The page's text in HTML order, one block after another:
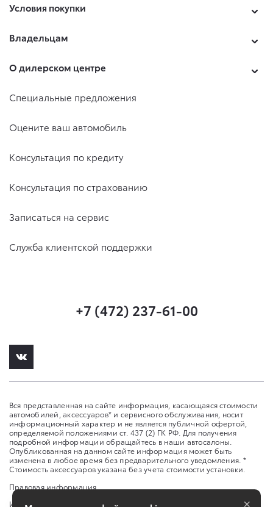
Условия покупки
Владельцам
О дилерском центре
Специальные предложения
Оцените ваш автомобиль
Консультация по кредиту
Консультация по страхованию
Записаться на сервис
Служба клиентской поддержки
+7 (472) 237-61-00
Вся представленная на сайте информация, касающаяся стоимости
автомобилей, аксессуаров* и сервисного обслуживания, носит
информационный характер и не является публичной офертой,
определяемой положениями ст. 437 (2) ГК РФ. Для получения
подробной информации обращайтесь в наши автосалоны.
Опубликованная на данном сайте информация может быть
изменена в любое время без предварительного уведомления. *
Стоимость аксессуаров указана без учета стоимости установки.
Правовая информация
Изменить настройку cookies
×